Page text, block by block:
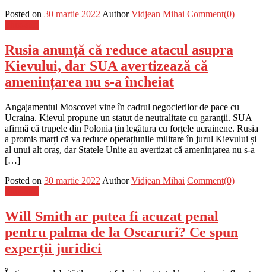
Posted on 30 martie 2022 Author Vidjean Mihai Comment(0)
Rusia anunță că reduce atacul asupra
Kievului, dar SUA avertizează că
amenințarea nu s-a încheiat
Angajamentul Moscovei vine în cadrul negocierilor de pace cu
Ucraina. Kievul propune un statut de neutralitate cu garanții. SUA
afirmă că trupele din Polonia țin legătura cu forțele ucrainene. Rusia
a promis marți că va reduce operațiunile militare în jurul Kievului și
al unui alt oraș, dar Statele Unite au avertizat că amenințarea nu s-a
[…]
Posted on 30 martie 2022 Author Vidjean Mihai Comment(0)
Will Smith ar putea fi acuzat penal
pentru palma de la Oscaruri? Ce spun
experții juridici